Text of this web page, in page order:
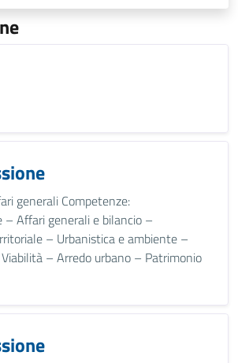
generali Competenze:
– Affari generali e bilancio –
– Urbanistica e ambiente –
– Arredo urbano – Patrimonio